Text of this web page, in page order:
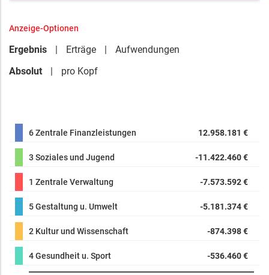
Anzeige-Optionen
Ergebnis Erträge
Aufwendungen
Absolut
pro Kopf
6 Zentrale Finanzleistungen 12.958.181 €
3 Soziales und Jugend -11.422.460 €
1 Zentrale Verwaltung -7.573.592 €
5 Gestaltung u. Umwelt -5.181.374 €
2 Kultur und Wissenschaft -874.398 €
4 Gesundheit u. Sport -536.460 €